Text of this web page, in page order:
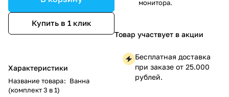
Купить в 1 клик
Характеристики
Название товара: Ванна
(комплект 3 в 1)
монитора.
Товар участвует в акции
Бесплатная доставка
при заказе от 25.000
рублей.